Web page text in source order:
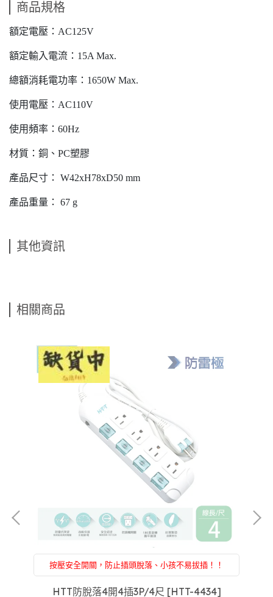
商品規格
額定電壓：AC125V
額定輸入電流：15A Max.
總額消耗電功率：1650W Max.
使用電壓：AC110V
使用頻率：60Hz
材質：銅、PC塑膠
產品尺寸： W42xH78xD50 mm
產品重量： 67 g
其他資訊
相關商品
按壓安全開關，防止插頭脫落、小孩不易拔插！！
附設：家電維修，買前買後一條龍服務，售後服務沒
煩惱，專屬於你的家庭醫生
HTT防脫落4開4插3P/4尺 [HTT-4434]